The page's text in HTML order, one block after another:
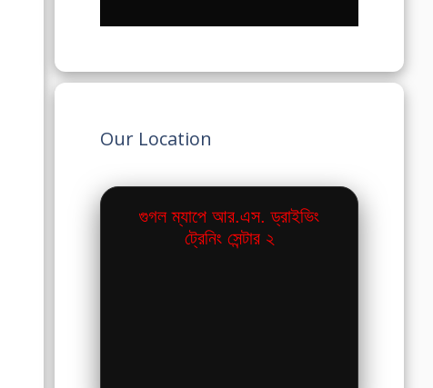
Our Location
গুগল ম্যাপে আর.এস. ড্রাইভিং
ট্রেনিং সেন্টার ২